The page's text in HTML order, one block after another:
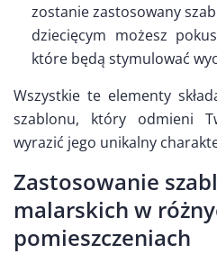
zostanie zastosowany
dziecięcym możesz
które będą stymulować
Wszystkie te elementy
szablonu, który odmieni
wyrazić jego unikalny
Zastosowanie
malarskich w
pomieszczeniach